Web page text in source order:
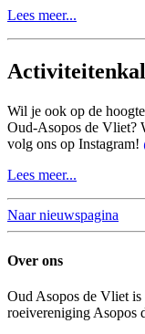
Lees meer...
Wil je ook op de
Oud-Asopos de Vliet?
volg ons op Instagram!
Lees meer...
Naar nieuwspagina
Over ons
Oud Asopos de Vliet
roeivereniging Asopos